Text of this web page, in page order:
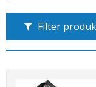
Filter